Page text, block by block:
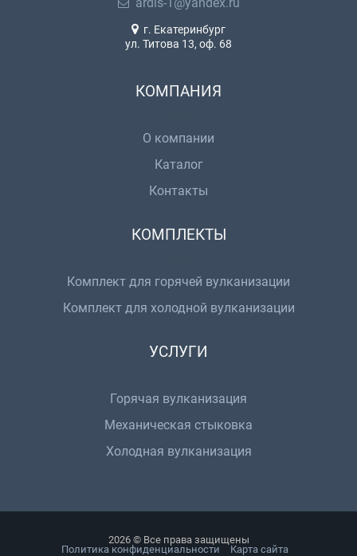
г. Екатеринбург
ул. Титова 13, оф. 68
КОМПАНИЯ
О компании
Каталог
Контакты
КОМПЛЕКТЫ
Комплект для горячей вулканизации
Комплект для холодной вулканизации
УСЛУГИ
Горячая вулканизация
Механическая стыковка
Холодная вулканизация
2026 © Все права защищены
Политика конфиденциальности
Карта сайта